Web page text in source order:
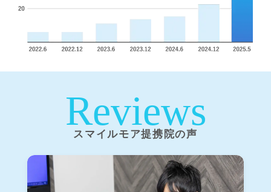
Reviews
スマイルモア提携院の声